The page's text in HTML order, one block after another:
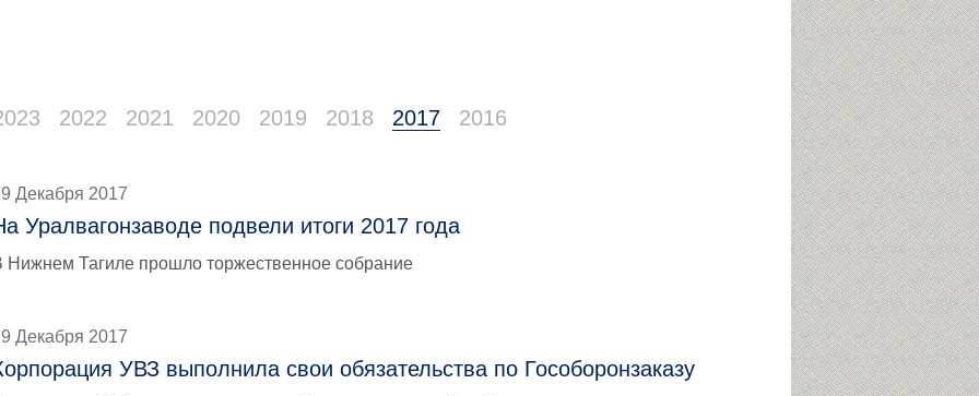
2022 2021 2020 2019 2018 2017 2016
Декабря 2017
Уралвагонзаводе подвели итоги 2017 года
Нижнем Тагиле прошло торжественное собрание
Декабря 2017
УВЗ выполнила свои обязательства по Гособоронзаказу